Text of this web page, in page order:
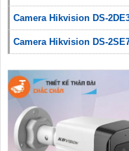
Camera Hikvision DS-
Camera Hikvision DS-